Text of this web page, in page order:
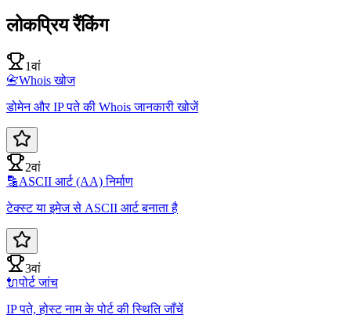
लोकप्रिय रैंकिंग
1वां
📇Whois खोज
डोमेन और IP पते की Whois जानकारी खोजें
2वां
🔡ASCII आर्ट (AA) निर्माण
टेक्स्ट या इमेज से ASCII आर्ट बनाता है
3वां
🔌पोर्ट जांच
IP पते, होस्ट नाम के पोर्ट की स्थिति जाँचें